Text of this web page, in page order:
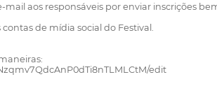
aos responsáveis por enviar inscrições
de mídia social do Festival.
edit